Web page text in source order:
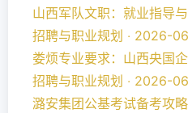
山西军队文职：就业指导
招聘与职业规划 ‧ 2026-
娄烦专业要求：山西央国
招聘与职业规划 ‧ 2026-
潞安集团公基考试备考攻